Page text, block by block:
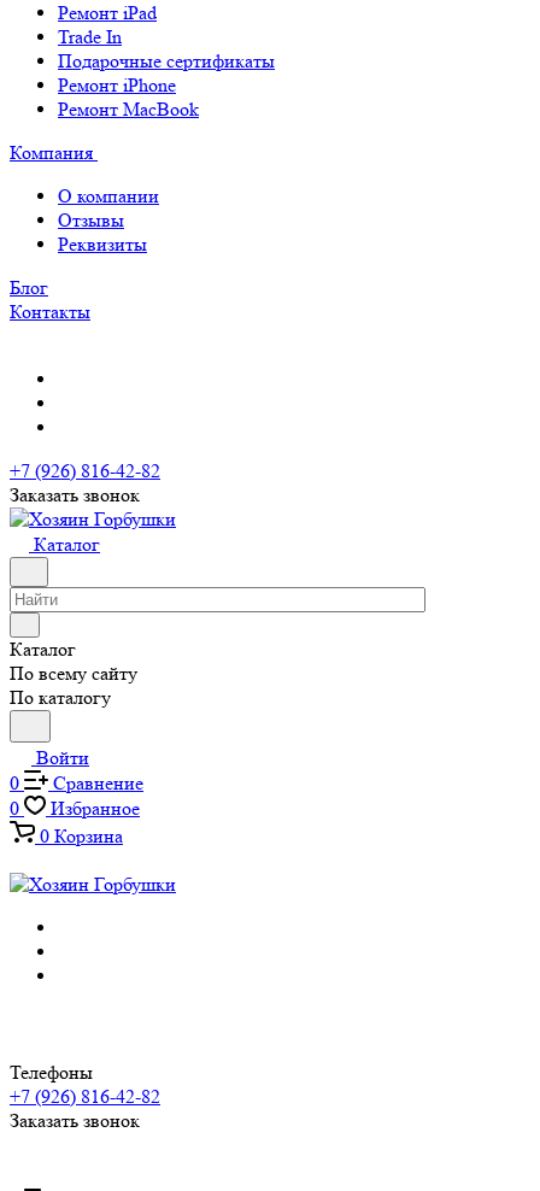
Ремонт iPad
Trade In
Подарочные сертификаты
Ремонт iPhone
Ремонт MacBook
Компания
О компании
Отзывы
Реквизиты
Блог
Контакты
+7 (926) 816-42-82
Заказать звонок
Каталог
Каталог
По всему сайту
По каталогу
Войти
0
Сравнение
0
Избранное
0 Корзина
Телефоны
+7 (926) 816-42-82
Заказать звонок